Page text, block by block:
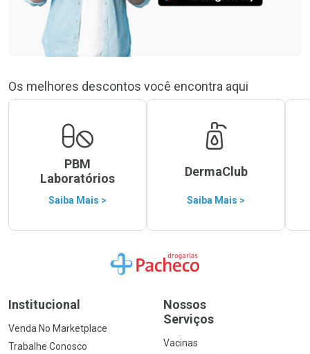
Os melhores descontos você encontra aqui
PBM
Laboratórios
Saiba Mais >
DermaClub
Saiba Mais >
Ir para a Home
Institucional
Venda No Marketplace
Trabalhe Conosco
Nossos
Serviços
Vacinas